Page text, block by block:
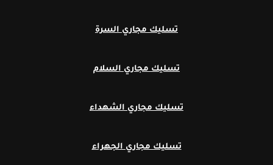
تسليك مجاري السرة
تسليك مجاري السلام
تسليك مجاري الشهداء
تسليك مجاري الجهراء